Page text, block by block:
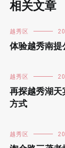
相关文章
越秀区
体验越秀南
越秀区
再探越秀湖
方式
越秀区